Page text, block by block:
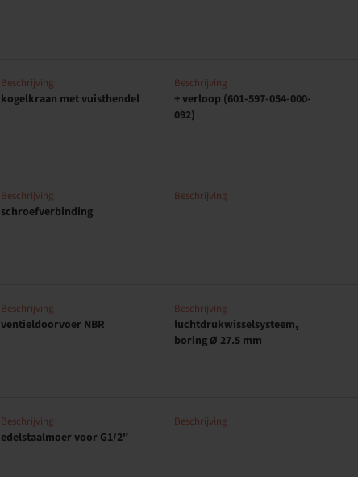
Beschrijving
kogelkraan met vuisthendel
Beschrijving
+ verloop (601-597-054-000-
092)
Beschrijving
schroefverbinding
Beschrijving
Beschrijving
ventieldoorvoer NBR
Beschrijving
luchtdrukwisselsysteem,
boring Ø 27.5 mm
Beschrijving
edelstaalmoer voor G1/2"
Beschrijving